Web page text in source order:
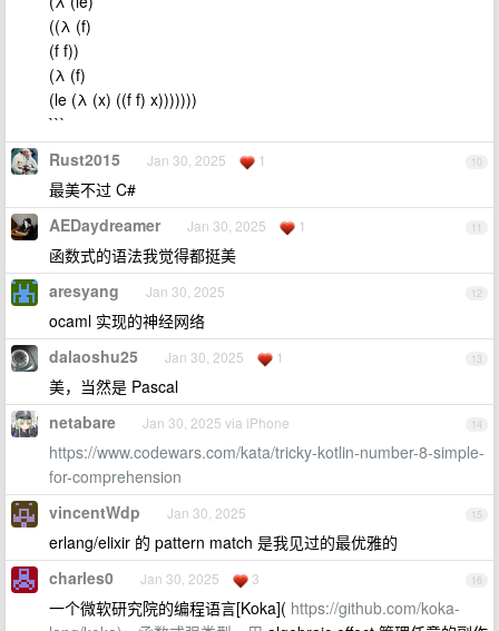
((λ (f)
(f f))
(λ (f)
(le (λ (x) ((f f) x)))))))
```
10
Rust2015 Jan 30, 2025 1
最美不过 C#
11
AEDaydreamer Jan 30, 2025 1
函数式的语法我觉得都挺美
12
aresyang Jan 30, 2025
ocaml 实现的神经网络
13
dalaoshu25 Jan 30, 2025 1
美，当然是 Pascal
14
netabare Jan 30, 2025 via iPhone
https://www.codewars.com/kata/tricky-kotlin-number-8-simple-
for-comprehension
15
vincentWdp Jan 30, 2025
erlang/elixir 的 pattern match 是我见过的最优雅的
16
charles0 Jan 30, 2025 3
一个微软研究院的编程语言[Koka]( https://github.com/koka-